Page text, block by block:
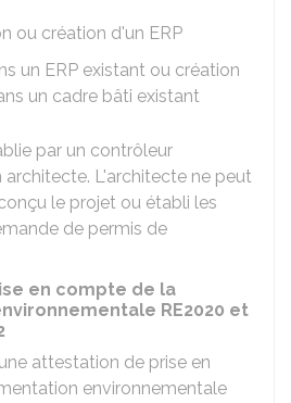
ou création d'un ERP
un ERP existant ou création
un cadre bâti existant
par un contrôleur
architecte. L'architecte ne peut
le projet ou établi les
de permis de
en compte de la
RE2020 et
attestation de prise en
environnementale